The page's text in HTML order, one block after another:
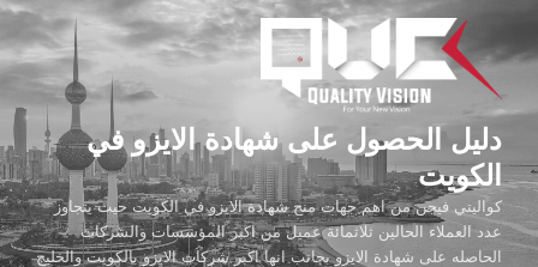
المحتوى
دليل الحصول على شهادة الايزو في
الكويت
كواليتي فيجن من اهم جهات منح شهادة الايزو في الكويت حيث يتجاوز
عدد العملاء الحالين ثلاثمائة عميل من اكبر المؤسسات والشركات
الحاصله على شهادة الايزو بجانب انها اكبر شركات الايزو بالكويت والخليج